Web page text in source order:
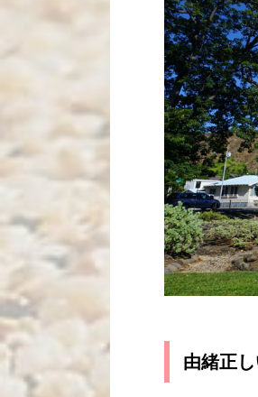
由緒正